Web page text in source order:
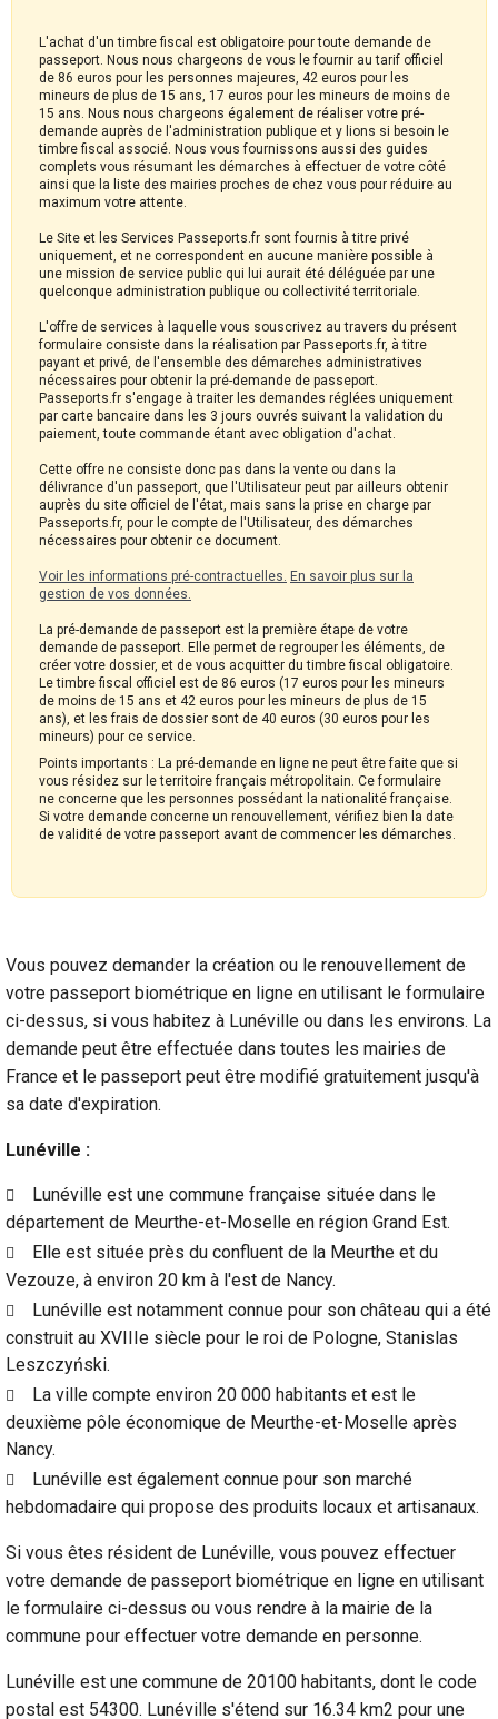
L'achat d'un timbre fiscal est obligatoire pour toute demande de
passeport. Nous nous chargeons de vous le fournir au tarif officiel
de 86 euros pour les personnes majeures, 42 euros pour les
mineurs de plus de 15 ans, 17 euros pour les mineurs de moins de
15 ans. Nous nous chargeons également de réaliser votre pré-
demande auprès de l'administration publique et y lions si besoin le
timbre fiscal associé. Nous vous fournissons aussi des guides
complets vous résumant les démarches à effectuer de votre côté
ainsi que la liste des mairies proches de chez vous pour réduire au
maximum votre attente.
Le Site et les Services Passeports.fr sont fournis à titre privé
uniquement, et ne correspondent en aucune manière possible à
une mission de service public qui lui aurait été déléguée par une
quelconque administration publique ou collectivité territoriale.
L'offre de services à laquelle vous souscrivez au travers du présent
formulaire consiste dans la réalisation par Passeports.fr, à titre
payant et privé, de l'ensemble des démarches administratives
nécessaires pour obtenir la pré-demande de passeport.
Passeports.fr s'engage à traiter les demandes réglées uniquement
par carte bancaire dans les 3 jours ouvrés suivant la validation du
paiement, toute commande étant avec obligation d'achat.
Cette offre ne consiste donc pas dans la vente ou dans la
délivrance d'un passeport, que l'Utilisateur peut par ailleurs obtenir
auprès du site officiel de l'état, mais sans la prise en charge par
Passeports.fr, pour le compte de l'Utilisateur, des démarches
nécessaires pour obtenir ce document.
Voir les informations pré-contractuelles. En savoir plus sur la
gestion de vos données.
La pré-demande de passeport est la première étape de votre
demande de passeport. Elle permet de regrouper les éléments, de
créer votre dossier, et de vous acquitter du timbre fiscal obligatoire.
Le timbre fiscal officiel est de 86 euros (17 euros pour les mineurs
de moins de 15 ans et 42 euros pour les mineurs de plus de 15
ans), et les frais de dossier sont de 40 euros (30 euros pour les
mineurs) pour ce service.
Points importants : La pré-demande en ligne ne peut être faite que si
vous résidez sur le territoire français métropolitain. Ce formulaire
ne concerne que les personnes possédant la nationalité française.
Si votre demande concerne un renouvellement, vérifiez bien la date
de validité de votre passeport avant de commencer les démarches.
Vous pouvez demander la création ou le renouvellement de
votre passeport biométrique en ligne en utilisant le formulaire
ci-dessus, si vous habitez à Lunéville ou dans les environs. La
demande peut être effectuée dans toutes les mairies de
France et le passeport peut être modifié gratuitement jusqu'à
sa date d'expiration.
Lunéville :
Lunéville est une commune française située dans le
département de Meurthe-et-Moselle en région Grand Est.
Elle est située près du confluent de la Meurthe et du
Vezouze, à environ 20 km à l'est de Nancy.
Lunéville est notamment connue pour son château qui a été
construit au XVIIIe siècle pour le roi de Pologne, Stanislas
Leszczyński.
La ville compte environ 20 000 habitants et est le
deuxième pôle économique de Meurthe-et-Moselle après
Nancy.
Lunéville est également connue pour son marché
hebdomadaire qui propose des produits locaux et artisanaux.
Si vous êtes résident de Lunéville, vous pouvez effectuer
votre demande de passeport biométrique en ligne en utilisant
le formulaire ci-dessus ou vous rendre à la mairie de la
commune pour effectuer votre demande en personne.
Lunéville est une commune de 20100 habitants, dont le code
postal est 54300. Lunéville s'étend sur 16.34 km2 pour une